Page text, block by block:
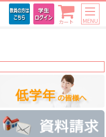
カート MENU